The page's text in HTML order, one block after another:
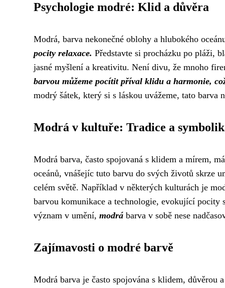
Psychologie modré: Klid a důvěra
Modrá, barva nekonečné oblohy a hlubokého
pocity relaxace. Představte si procházku po pláži,
jasné myšlení a kreativitu. Není divu, že mnoho
barvou můžeme pocítit příval klidu a harmonie,
modrý šátek, který si s láskou uvážeme, tato barva
Modrá v kultuře: Tradice a
Modrá barva, často spojovaná s klidem a mírem,
oceánů, vnášejíc tuto barvu do svých životů skrze
celém světě. Například v některých kulturách je
barvou komunikace a technologie, evokující
význam v umění, modrá barva v sobě nese
Zajímavosti o modré barvě
Modrá barva je často spojována s klidem, důvěrou